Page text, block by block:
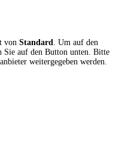
von Standard. Um auf den
auf den Button unten. Bitte
weitergegeben werden.